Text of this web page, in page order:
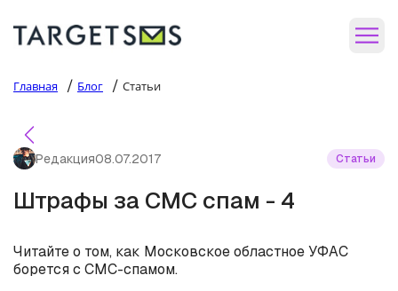
Главная / Блог / Статьи
Редакция08.07.2017 Статьи
Штрафы за СМС спам - 4
Читайте о том, как Московское областное УФАС
борется с СМС-спамом.